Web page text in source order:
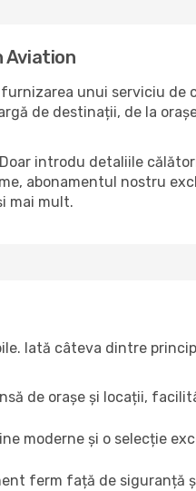
Aviation
unui serviciu de
de destinații, de la
introdu detaliile
abonamentul nostru
mai mult.
Iată câteva dintre
de orașe și locații,
moderne și o selecție
ferm față de siguranță